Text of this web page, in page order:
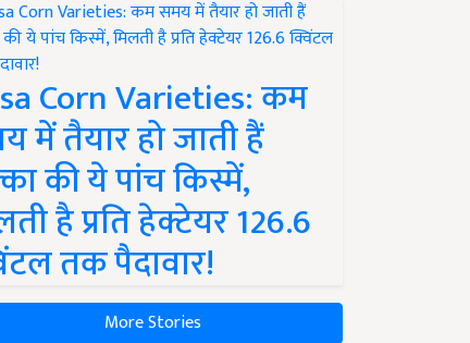
Corn Varieties: कम
में तैयार हो जाती हैं
की ये पांच किस्में,
है प्रति हेक्टेयर 126.6
तक पैदावार!
More Stories